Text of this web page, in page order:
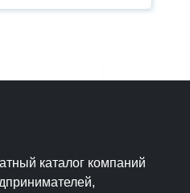
каталог компаний